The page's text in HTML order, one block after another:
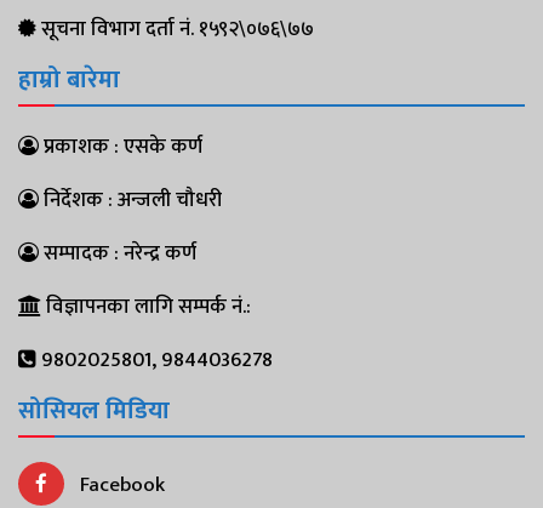
सूचना विभाग दर्ता नं. १५९२\०७६\७७
हाम्रो बारेमा
प्रकाशक : एसके कर्ण
निर्देशक : अन्जली चौधरी
सम्पादक : नरेन्द्र कर्ण
विज्ञापनका लागि सम्पर्क नं.:
9802025801, 9844036278
सोसियल मिडिया
Facebook